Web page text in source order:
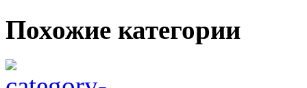
Похожие категории